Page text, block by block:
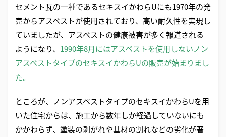
セメント瓦の一種であるセキスイかわらUにも1970年の発
売からアスベストが使用されており、高い耐久性を実現し
ていましたが、アスベストの健康被害が多く報道される
ようになり、 1990年8月にはアスベストを使用しないノン
アスベストタイプのセキスイかわらUの販売が始まりまし
た。
ところが、ノンアスベストタイプのセキスイかわらUを用
いた住宅からは、施工から数年しか経過していないにも
かかわらず、塗装の剥がれや基材の割れなどの劣化が著